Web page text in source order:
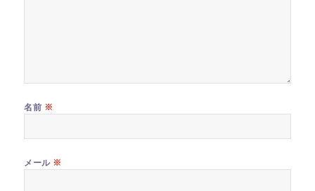
名前 ※
メール ※